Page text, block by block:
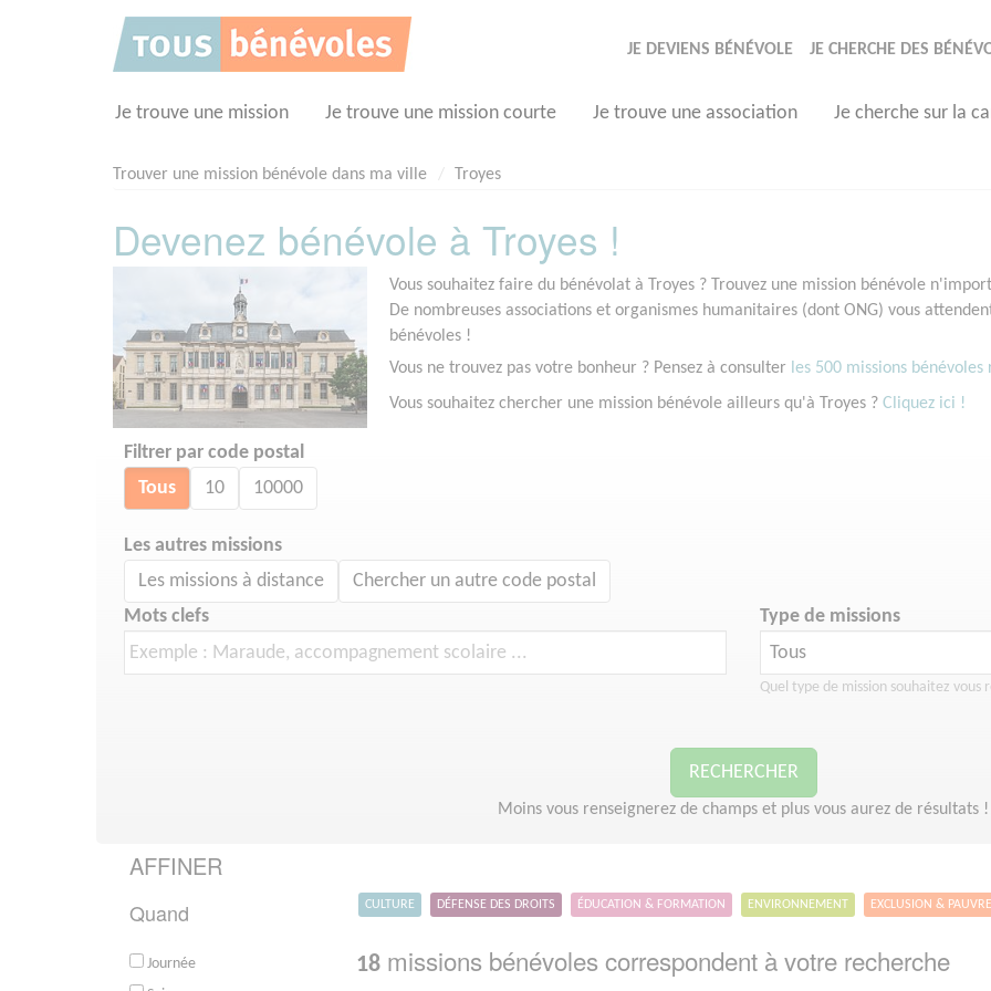
JE DEVIENS BÉNÉVOLE JE CHERCHE DES
Je trouve une mission Je trouve une mission courte Je trouve une association Je cherche sur la
Trouver une mission bénévole dans ma ville Troyes
Devenez bénévole à Troyes !
Vous souhaitez faire du bénévolat à Troyes ? Trouvez une mission bénévole
De nombreuses associations et organismes humanitaires (dont ONG) vous
bénévoles !
Vous ne trouvez pas votre bonheur ? Pensez à consulter les 500 missions
Vous souhaitez chercher une mission bénévole ailleurs qu'à Troyes ? Cliquez ici !
Filtrer par code postal
Tous 10 10000
Les autres missions
Les missions à distance Chercher un autre code postal
Mots clefs Type de missions
Quel type de mission souhaitez vous
RECHERCHER
Moins vous renseignerez de champs et plus vous aurez de résultats !
AFFINER
Quand
Journée
CULTURE DÉFENSE DES DROITS ÉDUCATION & FORMATION ENVIRONNEMENT EXCLUSION &
18 missions bénévoles correspondent à votre recherche